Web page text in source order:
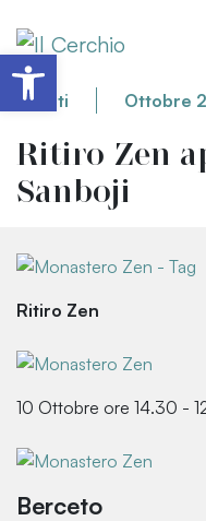
Eventi Ottobre
Ritiro Zen
Sanboji
Ritiro Zen
10 Ottobre ore 14.30 -
Berceto
Apri la barra degli strumenti